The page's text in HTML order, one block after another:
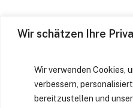
Wir schätzen Ihre
Wir verwenden Cookies,
verbessern,
bereitzustellen und